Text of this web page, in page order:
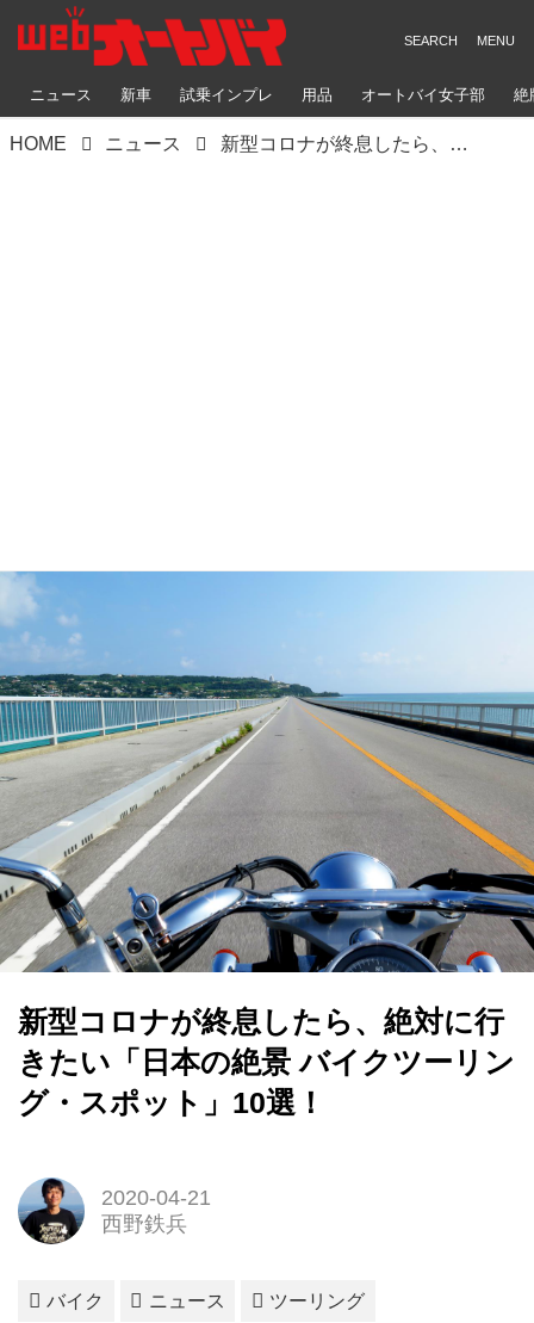
ニュース 新車 試乗インプレ 用品 オートバイ女子部 絶
HOME ニュース 新型コロナが終息したら、絶対に行きたい「日本の絶景 バイクツーリング・スポット」10選！
新型コロナが終息したら、絶対に行
きたい「日本の絶景 バイクツーリン
グ・スポット」10選！
2020-04-21
西野鉄兵
バイク ニュース ツーリング